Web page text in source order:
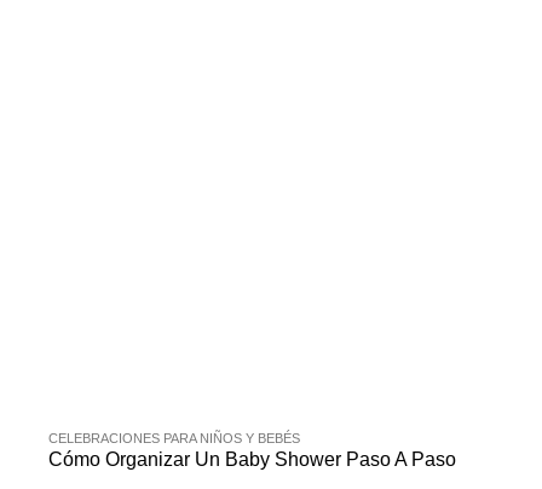
CELEBRACIONES PARA NIÑOS Y BEBÉS
Cómo Organizar Un Baby Shower Paso A Paso